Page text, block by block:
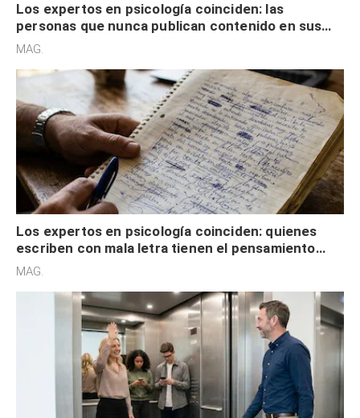
Los expertos en psicología coinciden: las
personas que nunca publican contenido en sus
redes sociales no pretenden buscar validación
MAG.
Los expertos en psicología coinciden: quienes
escriben con mala letra tienen el pensamiento
acelerado y no lo hacen por desinterés
MAG.